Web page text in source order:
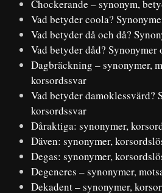
Chockerande – synonym,
Vad betyder coola?
Vad betyder då och då?
Vad betyder dåd? Synonymer
Dagbräckning – synonymer,
korsordssvar
Vad betyder damoklessvärd?
korsordssvar
Dåraktiga: synonymer,
Däven: synonymer,
Degas: synonymer,
Degeneres – synonymer,
Dekadent – synonymer,